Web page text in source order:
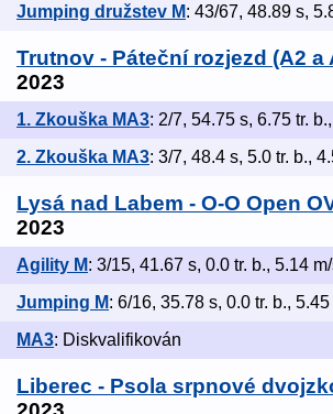
Jumping družstev M: 43/67, 48.89 s,
Trutnov - Páteční rozjezd (A2 a
2023
1. Zkouška MA3: 2/7, 54.75 s, 6.75 tr.
2. Zkouška MA3: 3/7, 48.4 s, 5.0 tr. b.,
Lysá nad Labem - O-O Open
2023
Agility M: 3/15, 41.67 s, 0.0 tr. b., 5.14
Jumping M: 6/16, 35.78 s, 0.0 tr. b.,
MA3: Diskvalifikován
Liberec - Psola srpnové